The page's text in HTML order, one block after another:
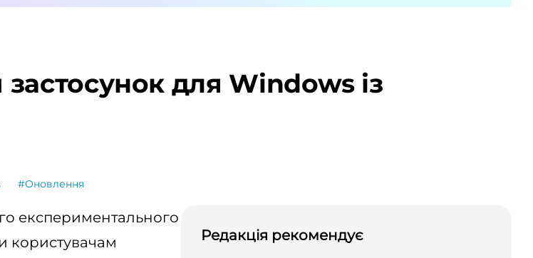
для Windows із
#Оновлення
експериментального
користувачам
Редакція рекомендує